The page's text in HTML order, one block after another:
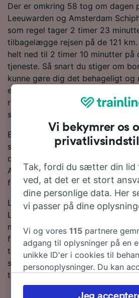
Der er omkring 58 tog om dagen
Leeuwarden og Amsterdam
som regel tager 2 timer 23
tilbagelægge rejsen på de 121
helt ned til 2 timer 10 minutter på
tjeneste. Så snart du stiger om
kunne gøre dig det behageligt og
er direkte tjenester til rådighed.
rejse vil være om bord på et NS-
største togoperatør på denne rute.
Brug vores Rejseplanlægger
søge efter billige billetter. Vi vil
du kan spare på togbilletter fra
Amsterdam Schiphol Lufthavn,
forvejen.
Leder du efter togbilletter til
Lufthavn? Du behøver ikke at
med os i dag! Ønsker du at finde
først, så kan du finde vores
til, hvordan du finder billige
stillede spørgsmål, deriblandt de
togtider.
Vi bekymrer os
Tak, fordi du sætter din lid
ved, at det er et stort
dine personlige data. Her
vi passer på dine
Vi og vores115 partnere
adgang til oplysninger på en
unikke ID'er i cookies til
personoplysninger. Du kan
herunder din ret til at gøre
Jeg